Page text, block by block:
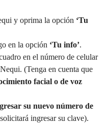
y oprima la opción ‘Tu
en la opción ‘Tu info’.
en el número de celular
(Tenga en cuenta que
facial o de voz
su nuevo número de
ingresar su clave).